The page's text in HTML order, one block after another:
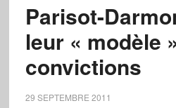
Parisot-
leur « modèle
convictions
29 SEPTEMBRE 2011